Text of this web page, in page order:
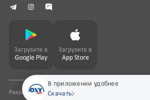
В приложении удобнее
Скачать
Загрузите в
Google Play
Загрузите в
App Store
Разработка сайтаpharmit.uz